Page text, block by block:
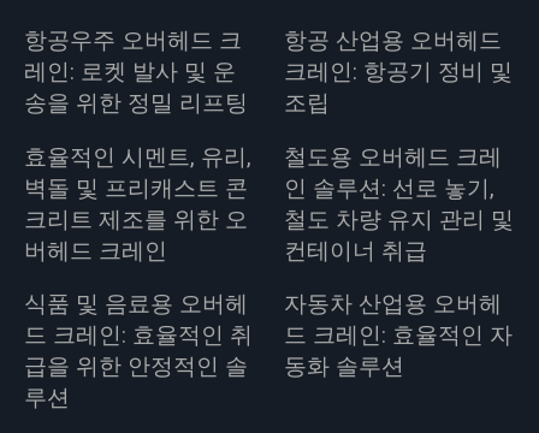
항공우주 오버헤드 크
레인: 로켓 발사 및 운
송을 위한 정밀 리프팅
항공 산업용 오버헤드
크레인: 항공기 정비 및
조립
효율적인 시멘트, 유리,
벽돌 및 프리캐스트 콘
크리트 제조를 위한 오
버헤드 크레인
철도용 오버헤드 크레
인 솔루션: 선로 놓기,
철도 차량 유지 관리 및
컨테이너 취급
식품 및 음료용 오버헤
드 크레인: 효율적인 취
급을 위한 안정적인 솔
루션
자동차 산업용 오버헤
드 크레인: 효율적인 자
동화 솔루션